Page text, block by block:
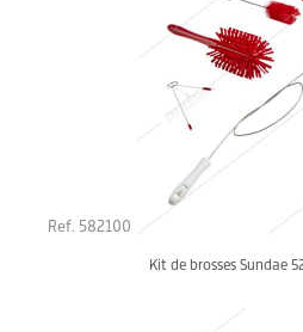
Ref. 582100
Kit de brosses Sundae